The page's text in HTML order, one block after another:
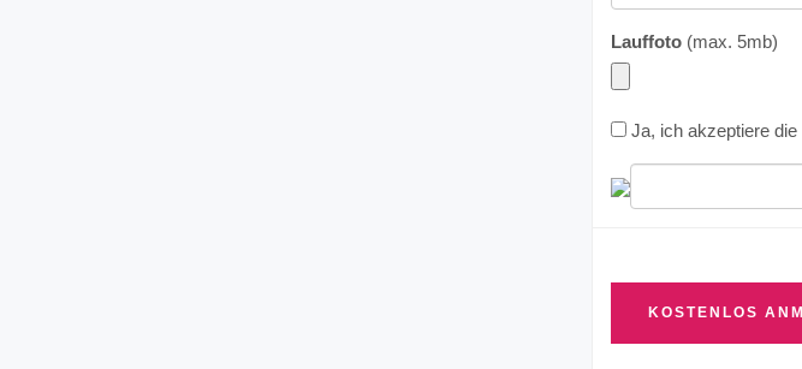
Lauffoto (max. 5mb)
Ja, ich akzeptiere die